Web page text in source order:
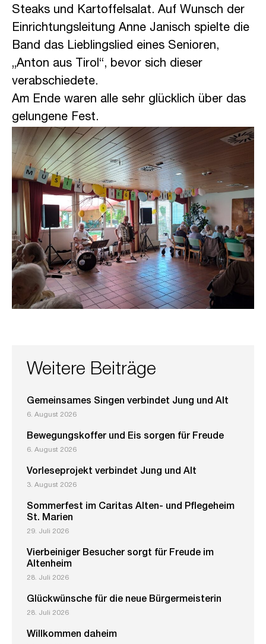
Steaks und Kartoffelsalat. Auf Wunsch der
Einrichtungsleitung Anne Janisch spielte die
Band das Lieblingslied eines Senioren,
„Anton aus Tirol“, bevor sich dieser
verabschiedete.
Am Ende waren alle sehr glücklich über das
gelungene Fest.
Weitere Beiträge
Gemeinsames Singen verbindet Jung und Alt
6. August 2026
Bewegungskoffer und Eis sorgen für Freude
6. August 2026
Vorleseprojekt verbindet Jung und Alt
3. August 2026
Sommerfest im Caritas Alten- und Pflegeheim
St. Marien
29. Juli 2026
Vierbeiniger Besucher sorgt für Freude im
Altenheim
28. Juli 2026
Glückwünsche für die neue Bürgermeisterin
28. Juli 2026
Willkommen daheim